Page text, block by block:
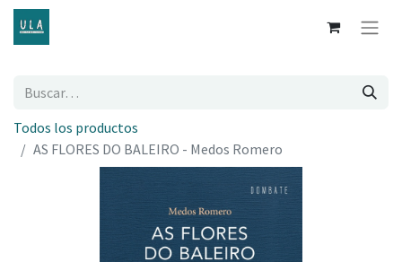
Todos los productos
AS FLORES DO BALEIRO - Medos Romero